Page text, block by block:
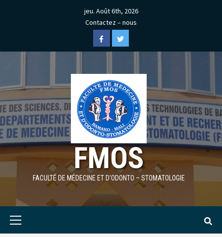
jeu. Août 6th, 2026
Contactez – nous
FacebookTwitter
FMOS
FACULTÉ DE MÉDECINE ET D'ODONTO – STOMATOLOGIE